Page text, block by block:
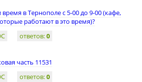
в Тернополе с 5-00 до 9-00 (кафе,
работают в это время)?
ответов:0
часть 11531
ответов:0